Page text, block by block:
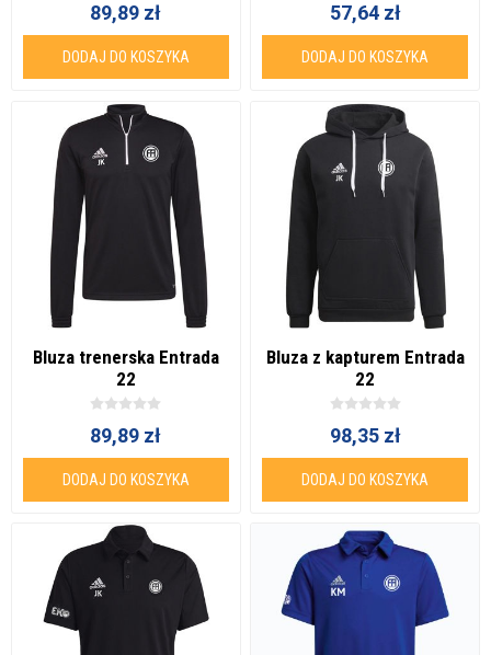
89,89 zł
DODAJ DO KOSZYKA
57,64 zł
DODAJ DO KOSZYKA
Bluza trenerska Entrada
22
89,89 zł
DODAJ DO KOSZYKA
Bluza z kapturem Entrada
22
98,35 zł
DODAJ DO KOSZYKA